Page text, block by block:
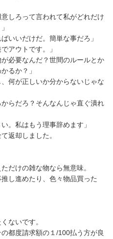
しろって言われて私がどれだけ
いいだけだ。簡単な事だろ」
アウトです。」
必要なんだ？世間のルールとか
るか？」
何が正しいか分からないじゃな
らだろ？そんなんじゃ直ぐ潰れ
。私はもう理事辞めます」
返却しました。
だけの雑な物なら無意味。
し進めたり、色々物品買った
ないです。
都度請求額の１/100払う方が良